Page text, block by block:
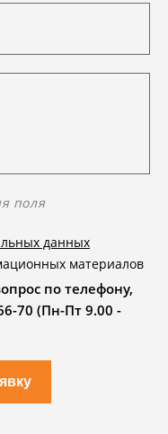
поля
данных
материалов
по телефону,
70 (Пн-Пт 9.00 -